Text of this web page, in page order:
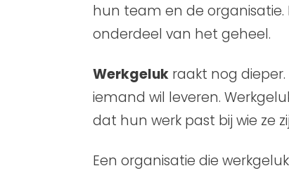
hun team en de organisatie.
onderdeel van het geheel.
Werkgeluk raakt nog
iemand wil leveren.
dat hun werk past bij wie ze
Een organisatie die